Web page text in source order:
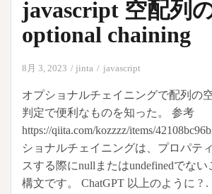
る
サ
ー
の
API
へ
送
信
CORS（Cross-
javascript 空配列
optional chaining
8月 3, 2023 jinta javascript
オプショナルチェイニングで配列の
判定で便利なものを知った。 参考
https://qiita.com/kozzzz/items/
ショナルチェイニングは、プロパテ
スする際にnullまたはundefinedでな
構文です。 ChatGPT 以上のように ?